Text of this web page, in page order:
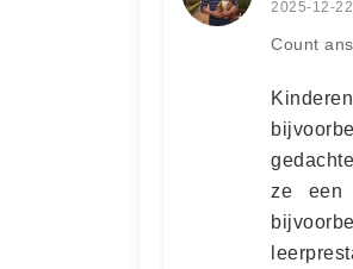
2025-12-
Count
ze een